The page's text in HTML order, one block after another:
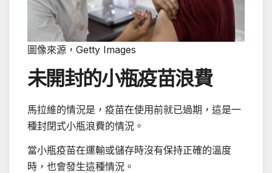
圖像來源， Getty Images
未開封的小瓶疫苗浪費
馬拉維的情況是，疫苗在使用前就已過期，這是一
種封閉式小瓶浪費的情況。
當小瓶疫苗在運輸或儲存時沒有保持正確的溫度
時，也會發生這種情況。